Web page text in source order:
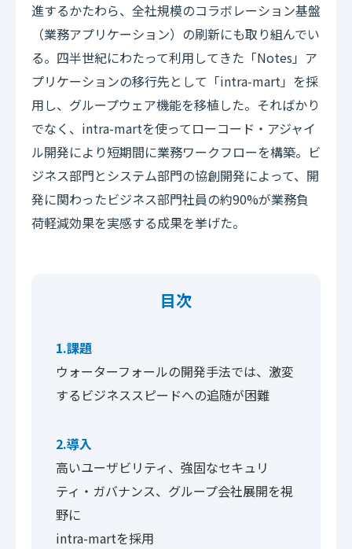
進するかたわら、全社規模のコラボレーション基盤
（業務アプリケーション）の刷新にも取り組んでい
る。四半世紀にわたって利用してきた「Notes」ア
プリケーションの移行先として「intra-mart」を採
用し、グループウェア機能を移植した。そればかり
でなく、intra-martを使ってローコード・アジャイ
ル開発により短期間に業務ワークフローを構築。ビ
ジネス部門とシステム部門の協創開発によって、開
発に関わったビジネス部門社員の約90%が業務負
荷軽減効果を実感する成果を挙げた。
目次
1.課題
ウォーターフォールの開発手法では、激変
するビジネススピードへの追随が困難
2.導入
高いユーザビリティ、強固なセキュリ
ティ・ガバナンス、グループ会社展開を視
野に
intra-martを採用